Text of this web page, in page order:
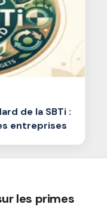
de la SBTi :
entreprises
les primes